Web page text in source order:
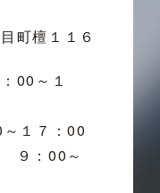
町檀１１６
00～１
１７：00
９：00～